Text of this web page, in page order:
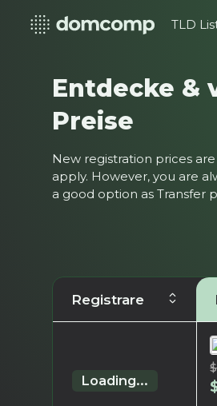
TLD
Entdecke &
Preise
New registration prices
apply. However, you are
a good option as Transfer
Registrare
Loading...
$